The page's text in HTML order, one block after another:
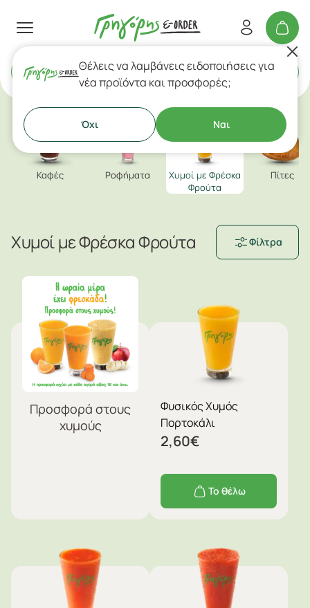
Delivery ή Takeaway
Χυμοί με Φρέσκα Φρούτα Φίλτρα
Καφές Ροφήματα
Χυμοί με Φρέσκα
Φρούτα
Πίτες
Προσφορά στους
χυμούς
Φυσικός Χυμός
Πορτοκάλι
2,60€
Το θέλω
Θέλεις να λαμβάνεις ειδοποιήσεις για
νέα προϊόντα και προσφορές;
Όχι Ναι